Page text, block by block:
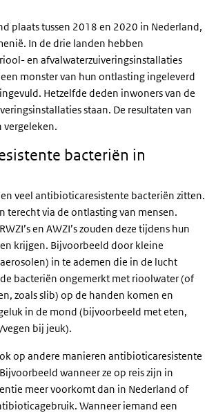
plaats tussen 2018 en 2020 in Nederland,
In de drie landen hebben
en afvalwaterzuiveringsinstallaties
een monster van hun ontlasting ingeleverd
Hetzelfde deden inwoners van de
staan. De resultaten van
vergeleken.
bacteriën in
veel antibioticaresistente bacteriën zitten.
terecht via de ontlasting van mensen.
en AWZI’s zouden deze tijdens hun
krijgen. Bijvoorbeeld door kleine
in te ademen die in de lucht
bacteriën ongemerkt met rioolwater (of
zoals slib) op de handen komen en
in de mond (bijvoorbeeld met eten,
bij jeuk).
op andere manieren antibioticaresistente
wanneer ze op reis zijn in
meer voorkomt dan in Nederland of
Wanneer iemand een